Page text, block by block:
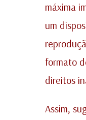
máxima
um
formato
direitos
Assim,